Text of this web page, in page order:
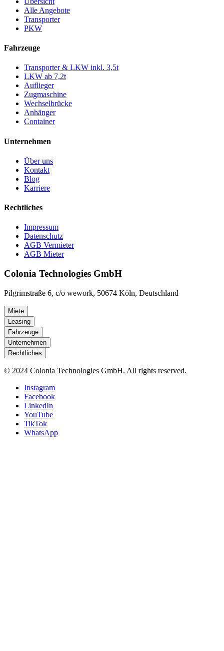
Alle Angebote
Transporter
PKW
Fahrzeuge
Transporter & LKW inkl. 3,5t
LKW ab 7,2t
Auflieger
Zugmaschine
Wechselbrücke
Anhänger
Container
Unternehmen
Über uns
Kontakt
Blog
Karriere
Rechtliches
Impressum
Datenschutz
AGB Vermieter
AGB Mieter
Colonia Technologies GmbH
Pilgrimstraße 6, c/o wework, 50674 Köln, Deutschland
Miete
Leasing
Fahrzeuge
Unternehmen
Rechtliches
© 2024 Colonia Technologies GmbH. All rights reserved.
Instagram
Facebook
LinkedIn
YouTube
TikTok
WhatsApp